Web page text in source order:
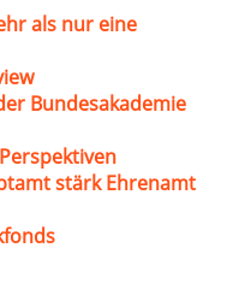
als nur eine
Bundesakademie
stärk Ehrenamt